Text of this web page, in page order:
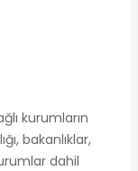
kurumların
bakanlıklar,
dahil